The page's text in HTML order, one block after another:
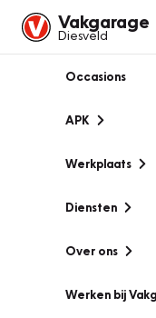
Vakgarage
Diesveld
Occasions
APK
Werkplaats
Diensten
Over ons
Werken bij